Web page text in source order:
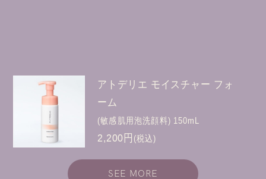
アトデリエ モイスチャー フォ
ーム
(敏感肌用泡洗顔料) 150mL
2,200円 (税込)
SEE MORE